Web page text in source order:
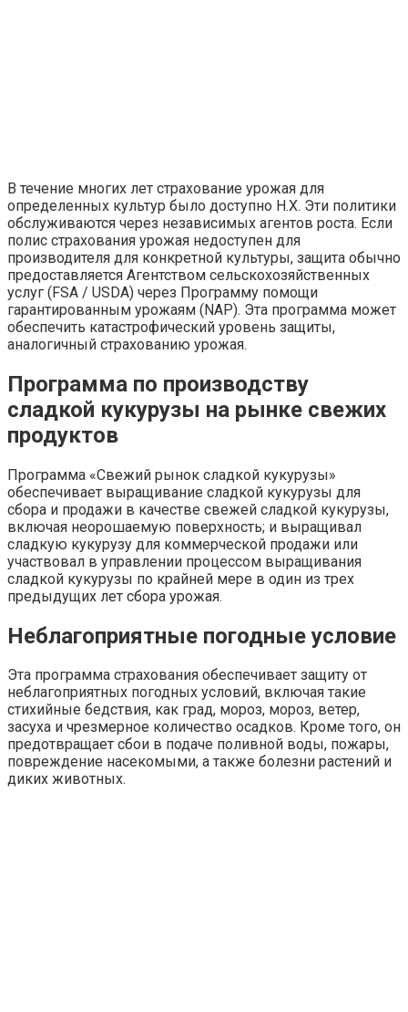
В течение многих лет страхование урожая для
определенных культур было доступно Н.Х. Эти политики
обслуживаются через независимых агентов роста. Если
полис страхования урожая недоступен для
производителя для конкретной культуры, защита обычно
предоставляется Агентством сельскохозяйственных
услуг (FSA / USDA) через Программу помощи
гарантированным урожаям (NAP). Эта программа может
обеспечить катастрофический уровень защиты,
аналогичный страхованию урожая.
Программа по производству
сладкой кукурузы на рынке свежих
продуктов
Программа «Свежий рынок сладкой кукурузы»
обеспечивает выращивание сладкой кукурузы для
сбора и продажи в качестве свежей сладкой кукурузы,
включая неорошаемую поверхность; и выращивал
сладкую кукурузу для коммерческой продажи или
участвовал в управлении процессом выращивания
сладкой кукурузы по крайней мере в один из трех
предыдущих лет сбора урожая.
Неблагоприятные погодные условие
Эта программа страхования обеспечивает защиту от
неблагоприятных погодных условий, включая такие
стихийные бедствия, как град, мороз, мороз, ветер,
засуха и чрезмерное количество осадков. Кроме того, он
предотвращает сбои в подаче поливной воды, пожары,
повреждение насекомыми, а также болезни растений и
диких животных.